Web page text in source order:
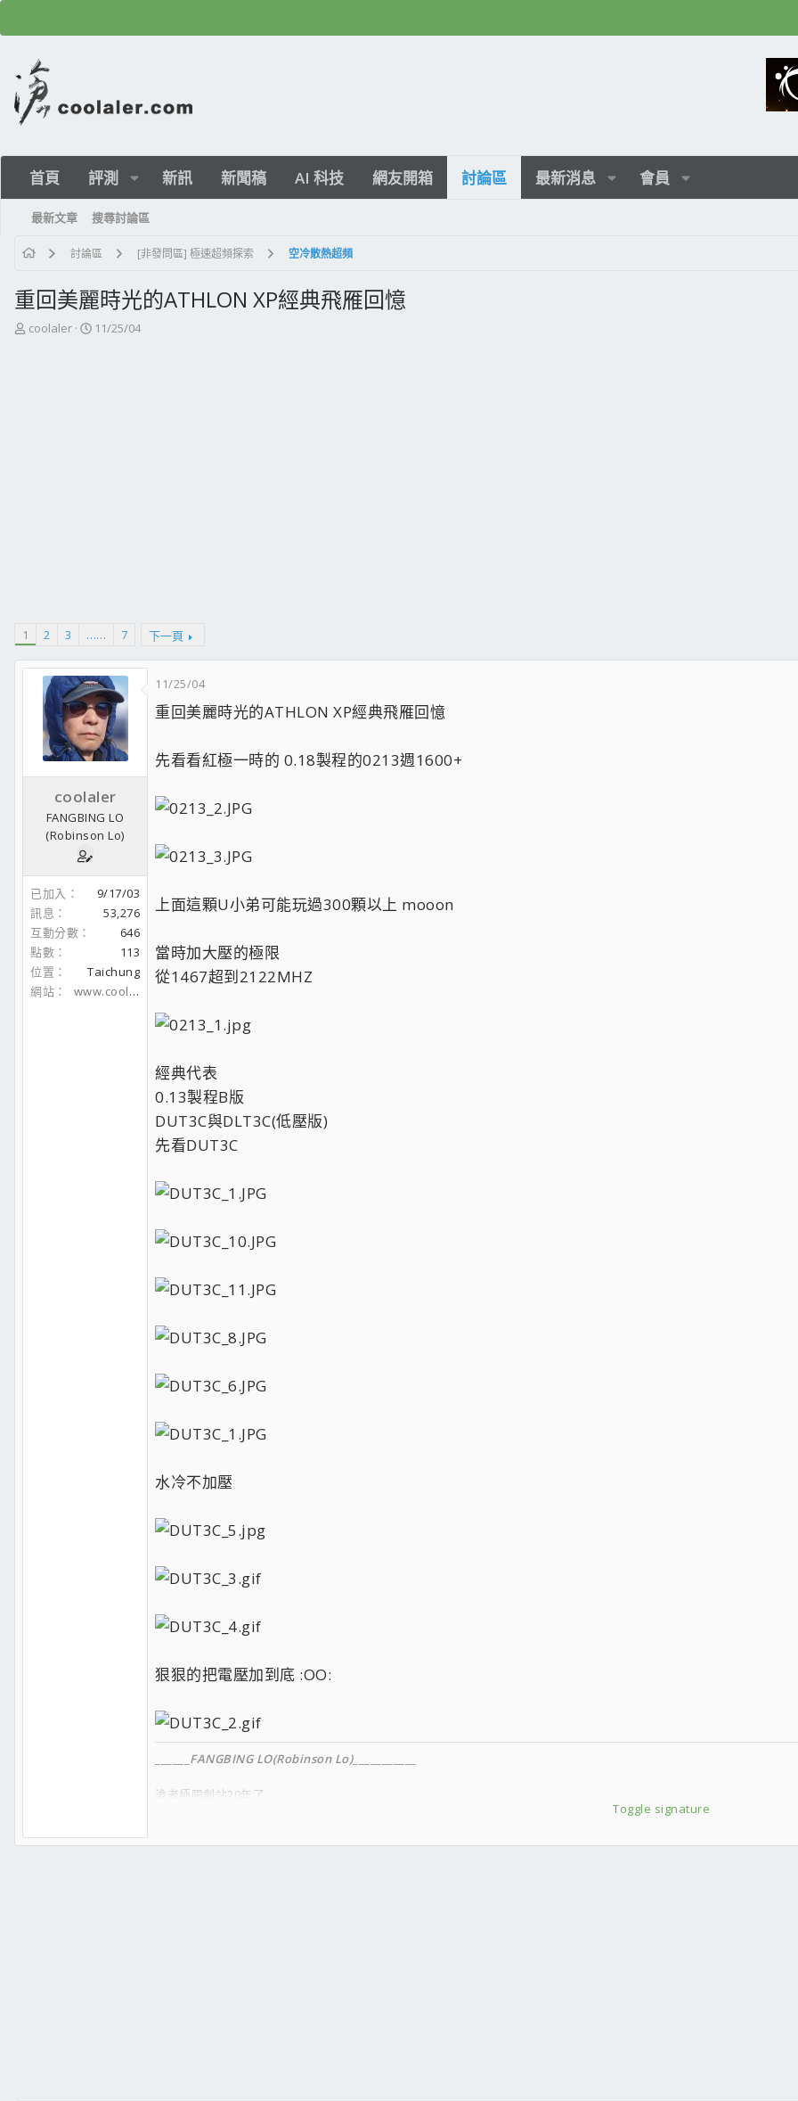
首頁 評測 新訊 新聞稿 AI 科技 網友開箱 討論區 最新消息 會員
最新文章 搜尋討論區
討論區 [非發問區] 極速超頻探索 空冷散熱超頻
重回美麗時光的ATHLON XP經典飛雁回憶
主
coolaler
開
11/25/04
1 2 3 …… 7 下一頁
coolaler
FANGBING LO
(Robinson Lo)
已加入
9/17/03
訊息
53,276
互動分數
646
點數
113
位置
Taichung
網站
www.coolaler.com
11/25/04
重回美麗時光的ATHLON XP經典飛雁回憶
先看看紅極一時的 0.18製程的0213週1600+
上面這顆U小弟可能玩過300顆以上 mooon
當時加大壓的極限
從1467超到2122MHZ
經典代表
0.13製程B版
DUT3C與DLT3C(低壓版)
先看DUT3C
水冷不加壓
狠狠的把電壓加到底 :OO:
Toggle signature
FANGBING LO(Robinson Lo)___________
滄者極限創站20年了....